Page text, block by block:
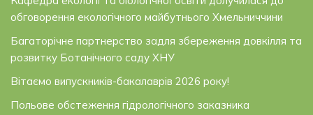
обговорення екологічного майбутнього Хмельниччини
Багаторічне партнерство задля збереження довкілля та
розвитку Ботанічного саду ХНУ
Вітаємо випускників-бакалаврів 2026 року!
Польове обстеження гідрологічного заказника